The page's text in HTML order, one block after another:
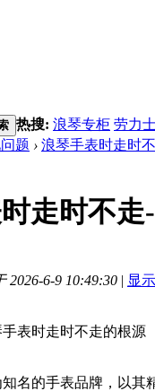
热搜: 浪琴专柜 劳力
题 › 浪琴手表时走时
走时不
2026-6-9 10:49:30 | 显
表时走时不走的根源
名的手表品牌，以其